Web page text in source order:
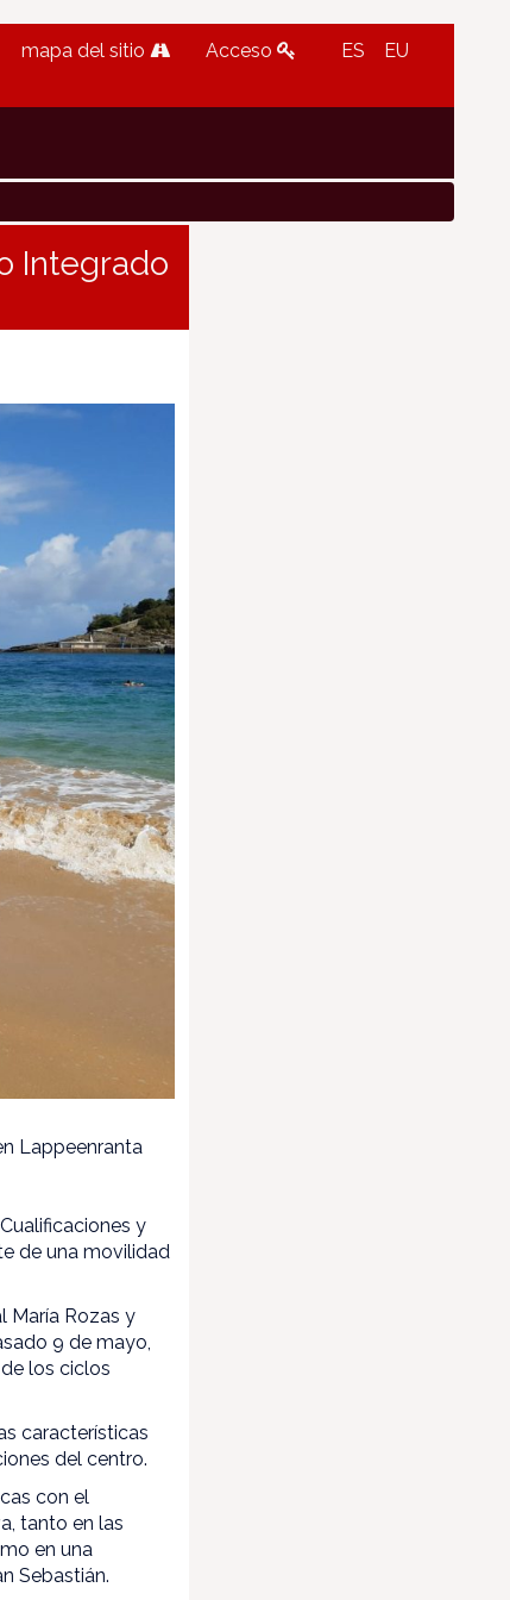
mapa del sitio Acceso ES EU
Integrado
Lappeenranta
y
de una movilidad
María Rozas y
9 de mayo,
los ciclos
características
del centro.
con el
tanto en las
en una
Sebastián.